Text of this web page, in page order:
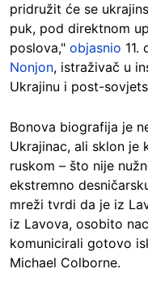
pridružit će se
puk, pod direktnom
poslova," objasnio 11.
Nonjon, istraživač u
Ukrajinu i post-
Bonova biografija je
Ukrajinac, ali sklon je
ruskom – što nije
ekstremno
mreži tvrdi da je iz
iz Lavova, osobito
komunicirali gotovo
Michael Colborne.